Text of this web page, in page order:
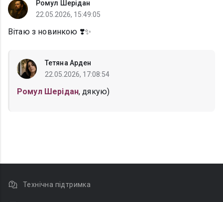
Ромул Шерідан
22.05.2026, 15:49:05
Вітаю з новинкою ❣️✨
Тетяна Арден
22.05.2026, 17:08:54
Ромул Шерідан, дякую)
Технічна підтримка